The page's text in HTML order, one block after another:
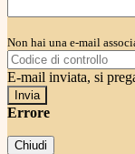
Non hai una e-mail
E-mail inviata, si
Errore
Chiudi